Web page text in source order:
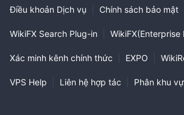
Điều khoản Dịch vụ Chính sách bảo mật
WikiFX Search Plug-in WikiFX(Enterprise
Xác minh kênh chính thức EXPO
VPS Help Liên hệ hợp tác Phân khu